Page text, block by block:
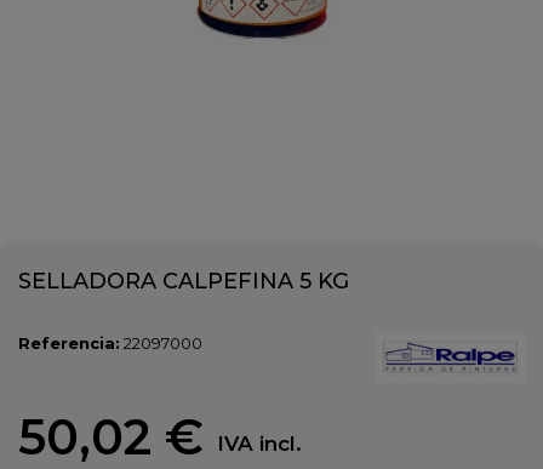
SELLADORA CALPEFINA 5 KG
Referencia: 22097000
50,02 € IVA incl.